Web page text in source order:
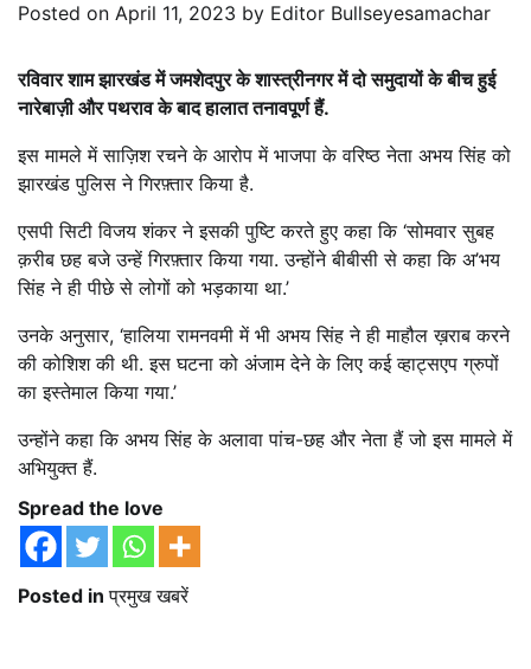
Posted on April 11, 2023 by Editor Bullseyesamachar
रविवार शाम झारखंड में जमशेदपुर के शास्त्रीनगर में दो समुदायों के बीच हुई
नारेबाज़ी और पथराव के बाद हालात तनावपूर्ण हैं.
इस मामले में साज़िश रचने के आरोप में भाजपा के वरिष्ठ नेता अभय सिंह को
झारखंड पुलिस ने गिरफ़्तार किया है.
एसपी सिटी विजय शंकर ने इसकी पुष्टि करते हुए कहा कि ‘सोमवार सुबह
क़रीब छह बजे उन्हें गिरफ़्तार किया गया. उन्होंने बीबीसी से कहा कि अ’भय
सिंह ने ही पीछे से लोगों को भड़काया था.’
उनके अनुसार, ‘हालिया रामनवमी में भी अभय सिंह ने ही माहौल ख़राब करने
की कोशिश की थी. इस घटना को अंजाम देने के लिए कई व्हाट्सएप ग्रुपों
का इस्तेमाल किया गया.’
उन्होंने कहा कि अभय सिंह के अलावा पांच-छह और नेता हैं जो इस मामले में
अभियुक्त हैं.
Spread the love
Posted inप्रमुख खबरें